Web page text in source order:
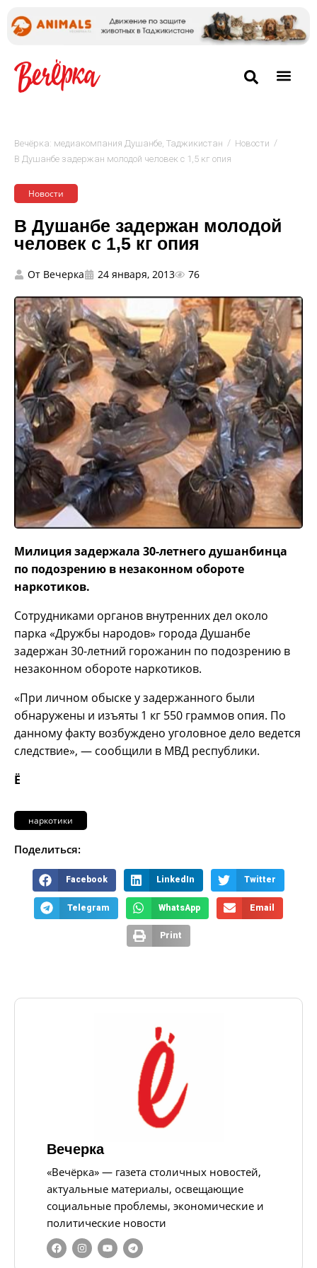
Вечёрка: медиакомпания Душанбе, Таджикистан / Новости /
В Душанбе задержан молодой человек с 1,5 кг опия
Новости
В Душанбе задержан молодой
человек с 1,5 кг опия
От Вечерка 24 января, 2013 76
Милиция задержала 30-летнего душанбинца
по подозрению в незаконном обороте
наркотиков.
Сотрудниками органов внутренних дел около
парка «Дружбы народов» города Душанбе
задержан 30-летний горожанин по подозрению в
незаконном обороте наркотиков.
«При личном обыске у задержанного были
обнаружены и изъяты 1 кг 550 граммов опия. По
данному факту возбуждено уголовное дело ведется
следствие», — сообщили в МВД республики.
Ё
наркотики
Поделиться:
Facebook LinkedIn Twitter
Telegram WhatsApp Email
Print
Вечерка
«Вечёрка» — газета столичных новостей,
актуальные материалы, освещающие
социальные проблемы, экономические и
политические новости